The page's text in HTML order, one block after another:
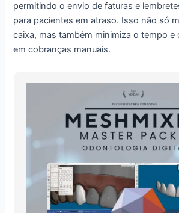
permitindo o envio de faturas e
para pacientes em atraso. Isso não só
caixa, mas também minimiza o tempo
em cobranças manuais.